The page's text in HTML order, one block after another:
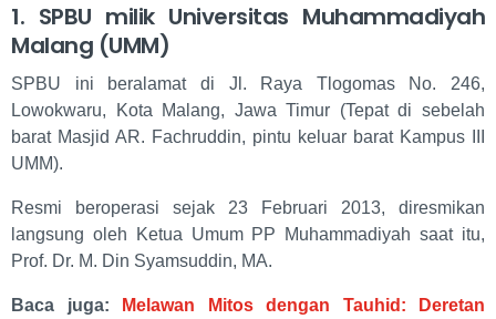
1. SPBU milik Universitas Muhammadiyah
Malang (UMM)
SPBU ini beralamat di Jl. Raya Tlogomas No. 246,
Lowokwaru, Kota Malang, Jawa Timur (Tepat di sebelah
barat Masjid AR. Fachruddin, pintu keluar barat Kampus III
UMM).
Resmi beroperasi sejak 23 Februari 2013, diresmikan
langsung oleh Ketua Umum PP Muhammadiyah saat itu,
Prof. Dr. M. Din Syamsuddin, MA.
Baca juga:
Melawan Mitos dengan Tauhid: Deretan